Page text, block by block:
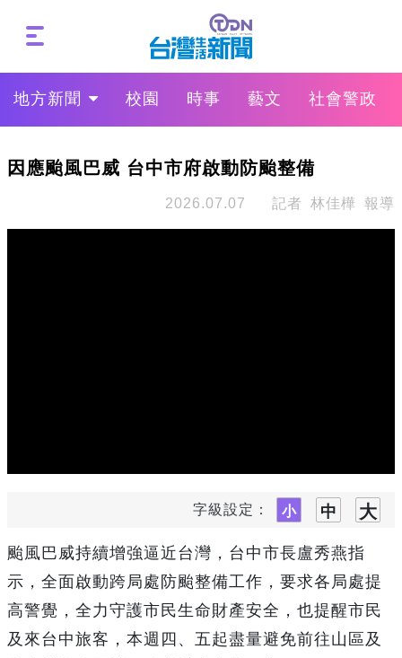
地方新聞 校園 時事 藝文 社會警政
因應颱風巴威 台中市府啟動防颱整備
2026.07.07 記者 林佳樺 報導
字級設定：
颱風巴威持續增強逼近台灣，台中市長盧秀燕指
示，全面啟動跨局處防颱整備工作，要求各局處提
高警覺，全力守護市民生命財產安全，也提醒市民
及來台中旅客，本週四、五起盡量避免前往山區及